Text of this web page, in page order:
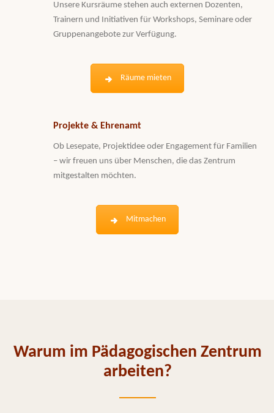
Unsere Kursräume stehen auch externen Dozenten,
Trainern und Initiativen für Workshops, Seminare oder
Gruppenangebote zur Verfügung.
Räume mieten
Projekte & Ehrenamt
Ob Lesepate, Projektidee oder Engagement für Familien
– wir freuen uns über Menschen, die das Zentrum
mitgestalten möchten.
Mitmachen
Warum im Pädagogischen Zentrum
arbeiten?